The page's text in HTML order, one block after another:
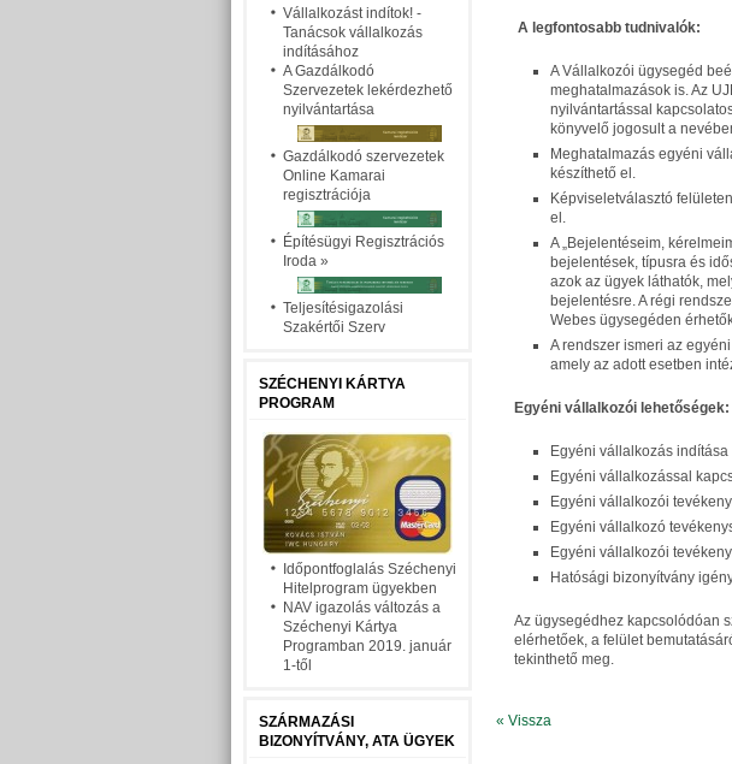
Vállalkozást indítok! -
Tanácsok vállalkozás
indításához
A Gazdálkodó
Szervezetek lekérdezhető
nyilvántartása
Gazdálkodó szervezetek
Online Kamarai
regisztrációja
Építésügyi Regisztrációs
Iroda »
Teljesítésigazolási
Szakértői Szerv
SZÉCHENYI KÁRTYA
PROGRAM
Időpontfoglalás Széchenyi
Hitelprogram ügyekben
NAV igazolás változás a
Széchenyi Kártya
Programban 2019. január
1-től
SZÁRMAZÁSI
BIZONYÍTVÁNY, ATA ÜGYEK
A legfontosabb tudnivalók:
A Vállalkozói ügysegéd
meghatalmazások is. Az
nyilvántartással
könyvelő jogosult a
Meghatalmazás egyéni
készíthető el.
Képviseletválasztó
el.
A „Bejelentéseim,
bejelentések, típusra és
azok az ügyek láthatók,
bejelentésre. A régi
Webes ügysegéden
A rendszer ismeri az
amely az adott esetben
Egyéni vállalkozói lehetőségek:
Egyéni vállalkozás indítása
Egyéni vállalkozással
Egyéni vállalkozói
Egyéni vállalkozó
Egyéni vállalkozói
Hatósági bizonyítvány
Az ügysegédhez kapcsolódóan
elérhetőek, a felület
tekinthető meg.
« Vissza